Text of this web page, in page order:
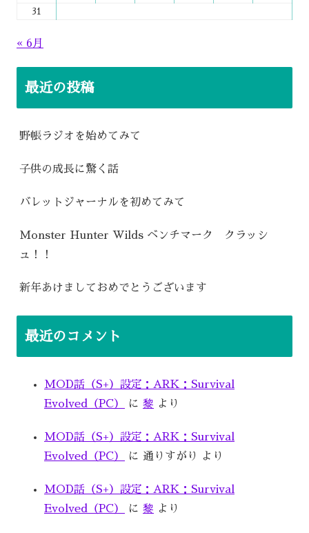
31
« 6月
最近の投稿
野帳ラジオを始めてみて
子供の成長に驚く話
バレットジャーナルを初めてみて
Monster Hunter Wilds ベンチマーク クラッシ
ュ！！
新年あけましておめでとうございます
最近のコメント
MOD話（S+）設定：ARK：Survival
Evolved（PC）
に 黎 より
MOD話（S+）設定：ARK：Survival
Evolved（PC）
に 通りすがり より
MOD話（S+）設定：ARK：Survival
Evolved（PC）
に 黎 より